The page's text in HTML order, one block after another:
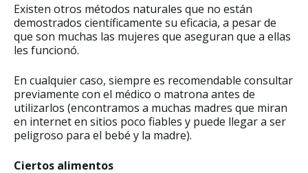
Existen otros métodos naturales que no están
demostrados científicamente su eficacia, a pesar de
que son muchas las mujeres que aseguran que a ellas
les funcionó.
En cualquier caso, siempre es recomendable consultar
previamente con el médico o matrona antes de
utilizarlos (encontramos a muchas madres que miran
en internet en sitios poco fiables y puede llegar a ser
peligroso para el bebé y la madre).
Ciertos alimentos